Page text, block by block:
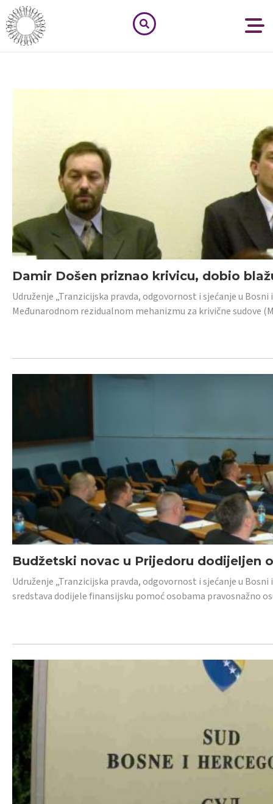
Damir Došen priznao krivicu, dobio
Udruženje „Tranzicijska pravda, odgovornost i sjećanje u
Međunarodnom rezidualnom mehanizmu za krivične sudove
Budžetski novac u Prijedoru dodijeljen
Udruženje „Tranzicijska pravda, odgovornost i sjećanje u
sredstava dodijele finansijsku pomoć osobama pravosnažno